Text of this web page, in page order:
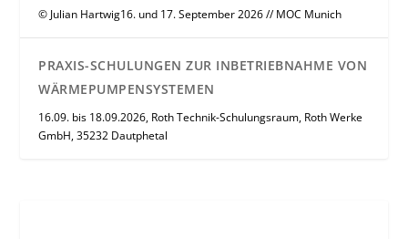
© Julian Hartwig16. und 17. September 2026 // MOC Munich
PRAXIS-SCHULUNGEN ZUR INBETRIEBNAHME VON
WÄRMEPUMPENSYSTEMEN
16.09. bis 18.09.2026, Roth Technik-Schulungsraum, Roth Werke
GmbH, 35232 Dautphetal